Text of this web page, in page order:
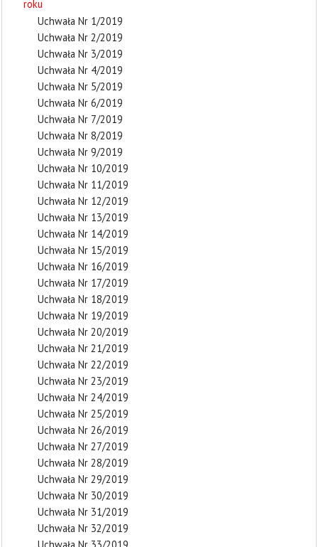
roku
Uchwała Nr 1/2019
Uchwała Nr 2/2019
Uchwała Nr 3/2019
Uchwała Nr 4/2019
Uchwała Nr 5/2019
Uchwała Nr 6/2019
Uchwała Nr 7/2019
Uchwała Nr 8/2019
Uchwała Nr 9/2019
Uchwała Nr 10/2019
Uchwała Nr 11/2019
Uchwała Nr 12/2019
Uchwała Nr 13/2019
Uchwała Nr 14/2019
Uchwała Nr 15/2019
Uchwała Nr 16/2019
Uchwała Nr 17/2019
Uchwała Nr 18/2019
Uchwała Nr 19/2019
Uchwała Nr 20/2019
Uchwała Nr 21/2019
Uchwała Nr 22/2019
Uchwała Nr 23/2019
Uchwała Nr 24/2019
Uchwała Nr 25/2019
Uchwała Nr 26/2019
Uchwała Nr 27/2019
Uchwała Nr 28/2019
Uchwała Nr 29/2019
Uchwała Nr 30/2019
Uchwała Nr 31/2019
Uchwała Nr 32/2019